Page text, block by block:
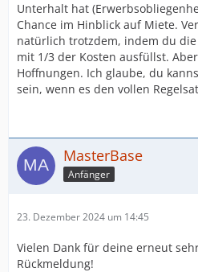
Unterhalt hat
Chance im Hinblick auf Miete.
natürlich trotzdem, indem du
mit 1/3 der Kosten ausfüllst.
Hoffnungen. Ich glaube, du
sein, wenn es den vollen
MasterBase
Anfänger
23. Dezember 2024 um 14:45
Vielen Dank für deine erneut
Rückmeldung!